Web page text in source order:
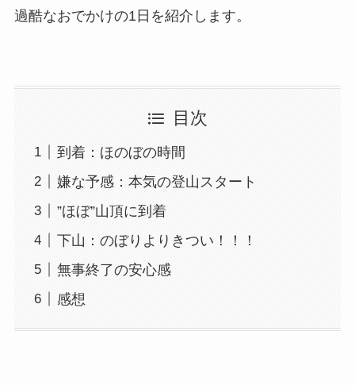
過酷なおでかけの1日を紹介します。
目次
到着：ほのぼの時間
嫌な予感：本気の登山スタート
”ほぼ”山頂に到着
下山：のぼりよりきつい！！！
無事終了の安心感
感想